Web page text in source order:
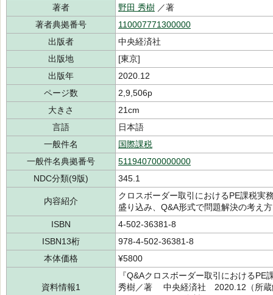
著者
野田 秀樹 ／著
著者典拠番号
110007771300000
出版者
中央経済社
出版地
[東京]
出版年
2020.12
ページ数
2,9,506p
大きさ
21cm
言語
日本語
一般件名
国際課税
一般件名典拠番号
511940700000000
NDC分類(9版)
345.1
内容紹介
クロスボーダー取引におけるPE課税実
盛り込み、Q&A形式で問題解決の考え
ISBN
4-502-36381-8
ISBN13桁
978-4-502-36381-8
本体価格
¥5800
資料情報1
『Q&Aクロスボーダー取引における
秀樹／著 中央経済社 2020.12（所